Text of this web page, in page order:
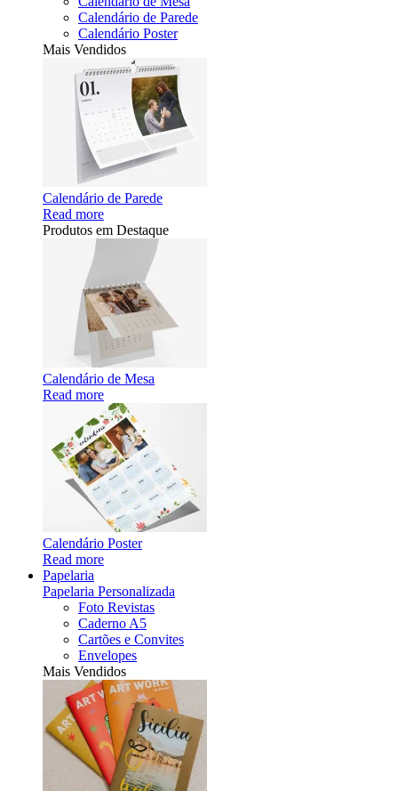
Calendário de Parede
Calendário Poster
Mais Vendidos
Calendário de Parede
Read more
Produtos em Destaque
Calendário de Mesa
Read more
Calendário Poster
Read more
Papelaria
Papelaria Personalizada
Foto Revistas
Caderno A5
Cartões e Convites
Envelopes
Mais Vendidos